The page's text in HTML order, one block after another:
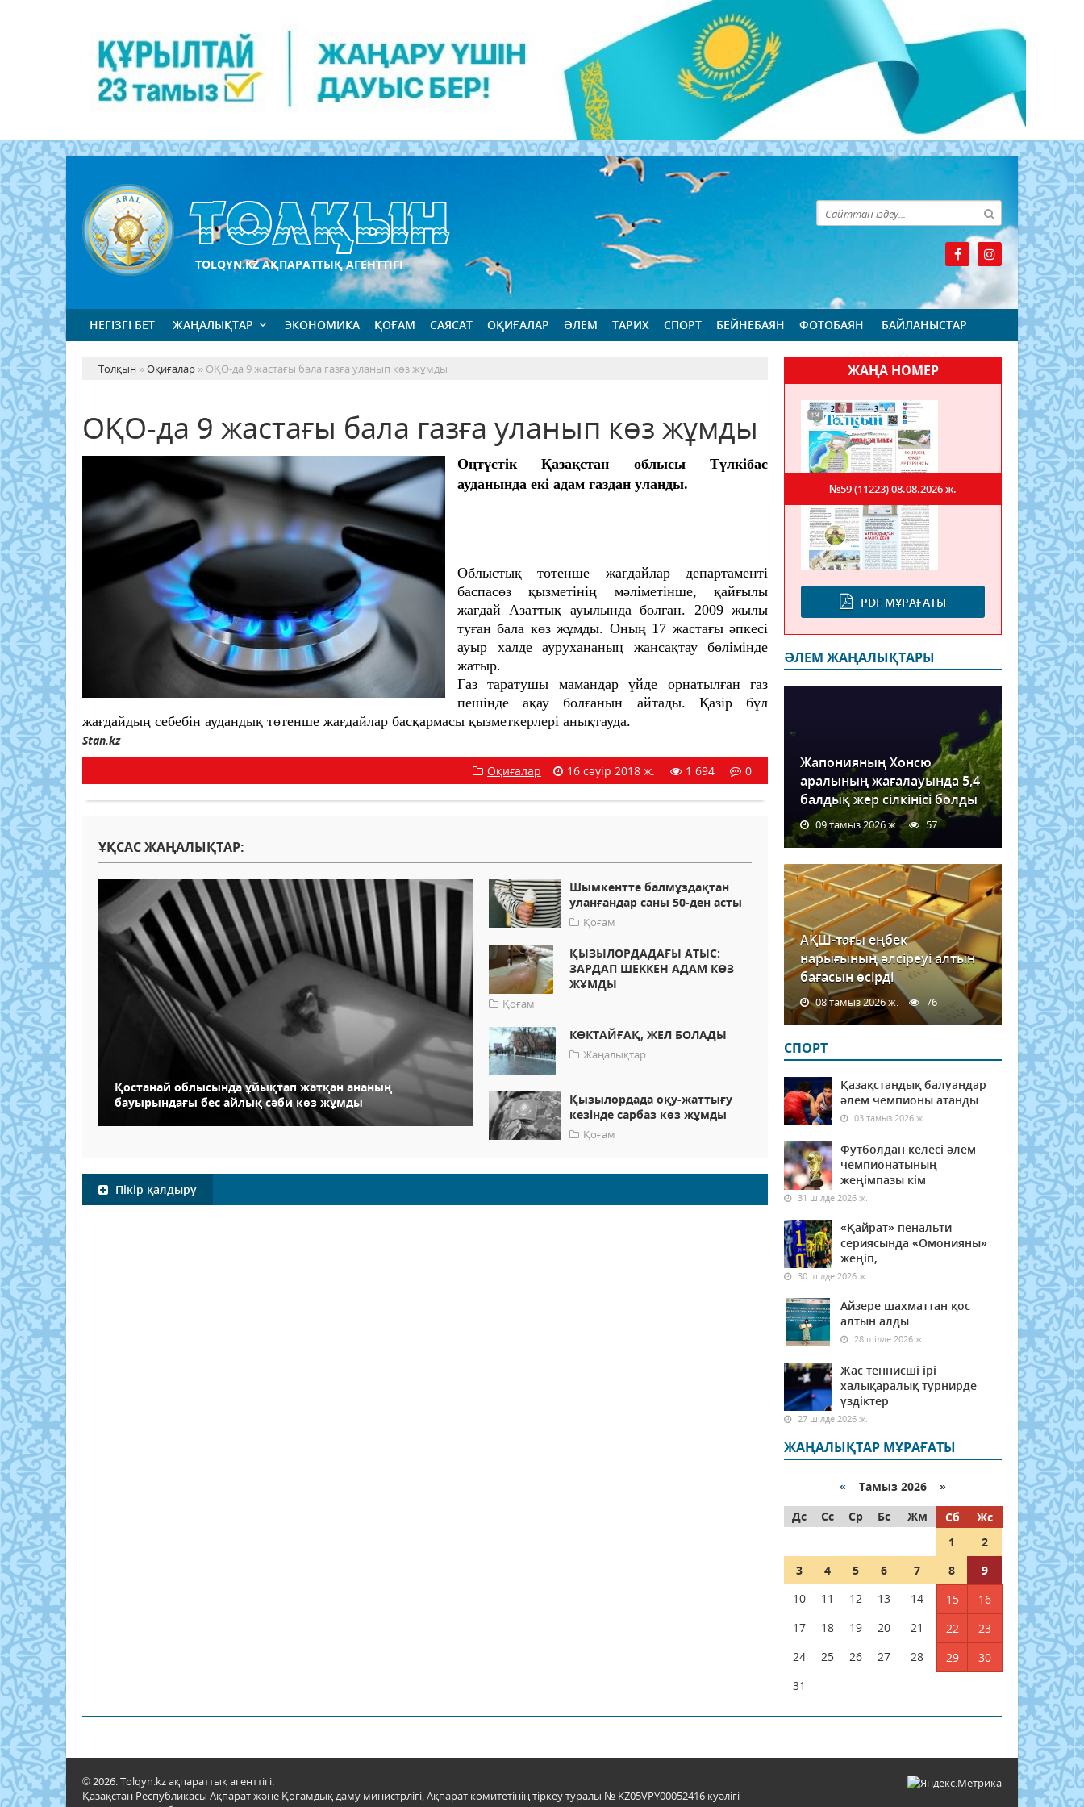
TOLQYN.KZ АҚПАРАТТЫҚ АГЕНТТІГІ
НЕГІЗГІ БЕТ ЖАҢАЛЫҚТАР ЭКОНОМИКА ҚОҒАМ САЯСАТ ОҚИҒАЛАР ӘЛЕМ ТАРИХ СПОРТ БЕЙНЕБАЯН ФОТОБАЯН БАЙЛАНЫСТАР
Толқын »Оқиғалар » ОҚО-да 9 жастағы бала газға уланып көз жұмды
ОҚО-да 9 жастағы бала газға уланып көз жұмды
Оңтүстік Қазақстан облысы Түлкібас
ауданында екі адам газдан уланды.
Облыстық төтенше жағдайлар департаменті
баспасөз қызметінің мәліметінше, қайғылы
жағдай Азаттық ауылында болған. 2009 жылы
туған бала көз жұмды. Оның 17 жастағы әпкесі
ауыр халде аурухананың жансақтау бөлімінде
жатыр.
Газ таратушы мамандар үйде орнатылған газ
пешінде ақау болғанын айтады. Қазір бұл
жағдайдың себебін аудандық төтенше жағдайлар басқармасы қызметкерлері анықтауда.
Stan.kz
Оқиғалар
16 сәуір 2018 ж. 1 694 0
ҰҚСАС ЖАҢАЛЫҚТАР:
Қостанай облысында ұйықтап жатқан ананың
бауырындағы бес айлық сәби көз жұмды
Шымкентте балмұздақтан
уланғандар саны 50-ден асты
Қоғам
ҚЫЗЫЛОРДАДАҒЫ АТЫС:
ЗАРДАП ШЕККЕН АДАМ КӨЗ
ЖҰМДЫ
Қоғам
КӨКТАЙҒАҚ, ЖЕЛ БОЛАДЫ
Жаңалықтар
Қызылордада оқу-жаттығу
кезінде сарбаз көз жұмды
Қоғам
Пікір қалдыру
ЖАҢА НОМЕР
PDF МҰРАҒАТЫ
№59 (11223)08.08.2026 ж.
ӘЛЕМ ЖАҢАЛЫҚТАРЫ
Жапонияның Хонсю
аралының жағалауында 5,4
балдық жер сілкінісі болды
09 тамыз 2026 ж. 57
АҚШ-тағы еңбек
нарығының әлсіреуі алтын
бағасын өсірді
08 тамыз 2026 ж. 76
СПОРТ
Қазақстандық балуандар
әлем чемпионы атанды
03 тамыз 2026 ж.
Футболдан келесі әлем
чемпионатының
жеңімпазы кім
31 шілде 2026 ж.
«Қайрат» пенальти
сериясында «Омонияны»
жеңіп,
30 шілде 2026 ж.
Айзере шахматтан қос
алтын алды
28 шілде 2026 ж.
Жас теннисші ірі
халықаралық турнирде
үздіктер
27 шілде 2026 ж.
ЖАҢАЛЫҚТАР МҰРАҒАТЫ
« Тамыз 2026 »
Дс
Сс Ср Бс Жм Сб
Жс
1
2
3
4 5 6 7 8
9
10
11 12 13 14 15
16
17
18 19 20 21 22
23
24
25 26 27 28 29
30
31
© 2026. Tolqyn.kz ақпараттық агенттігі.
Қазақстан Республикасы Ақпарат және Қоғамдық даму министрлігі, Ақпарат комитетінің тіркеу туралы № KZ05VPY00052416 куәлігі